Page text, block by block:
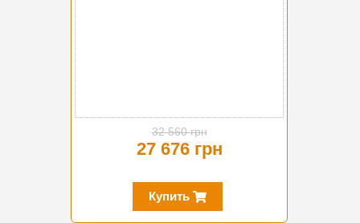
32 560 грн
27 676 грн
Купить